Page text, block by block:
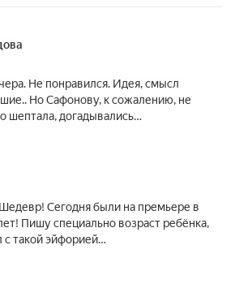
Не понравился. Идея, смысл
Но Сафонову, к сожалению, не
шептала, догадывались…
Сегодня были на премьере в
Пишу специально возраст ребёнка,
такой эйфорией…